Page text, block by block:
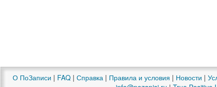
О ПоЗаписи | FAQ | Справка | Правила и условия | Новости |